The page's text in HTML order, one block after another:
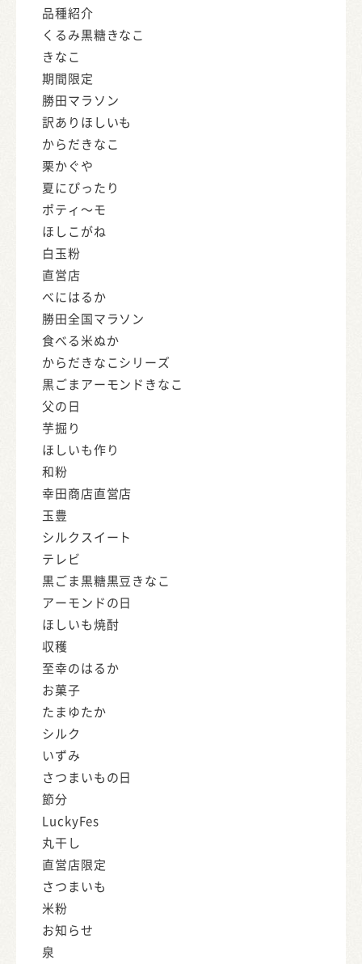
品種紹介
くるみ黒糖きなこ
きなこ
期間限定
勝田マラソン
訳ありほしいも
からだきなこ
栗かぐや
夏にぴったり
ポティ～モ
ほしこがね
白玉粉
直営店
べにはるか
勝田全国マラソン
食べる米ぬか
からだきなこシリーズ
黒ごまアーモンドきなこ
父の日
芋掘り
ほしいも作り
和粉
幸田商店直営店
玉豊
シルクスイート
テレビ
黒ごま黒糖黒豆きなこ
アーモンドの日
ほしいも焼酎
収穫
至幸のはるか
お菓子
たまゆたか
シルク
いずみ
さつまいもの日
節分
LuckyFes
丸干し
直営店限定
さつまいも
米粉
お知らせ
泉